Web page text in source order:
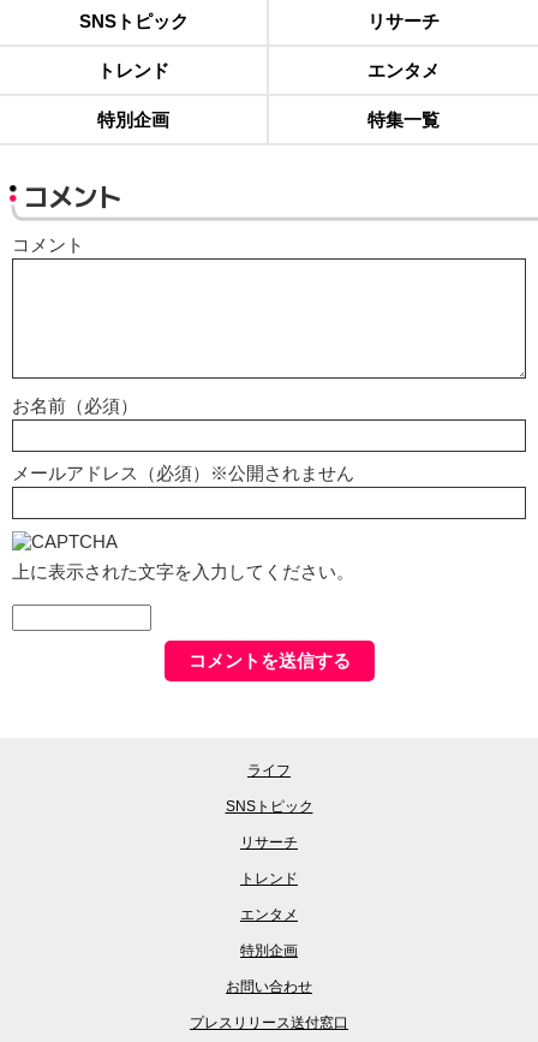
SNSトピック リサーチ
トレンド エンタメ
特別企画 特集一覧
コメント
コメント
お名前（必須）
メールアドレス（必須）※公開されません
上に表示された文字を入力してください。
ライフ
SNSトピック
リサーチ
トレンド
エンタメ
特別企画
お問い合わせ
プレスリリース送付窓口